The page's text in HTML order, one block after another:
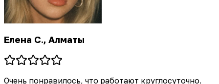
Марат К., Алматы
Профессиональный подход к делу. Оценщик